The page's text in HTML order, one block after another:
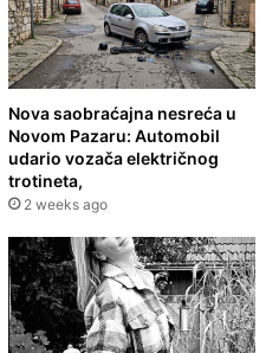
Nova saobraćajna nesreća u
Novom Pazaru: Automobil
udario vozača električnog
trotineta,
2 weeks ago